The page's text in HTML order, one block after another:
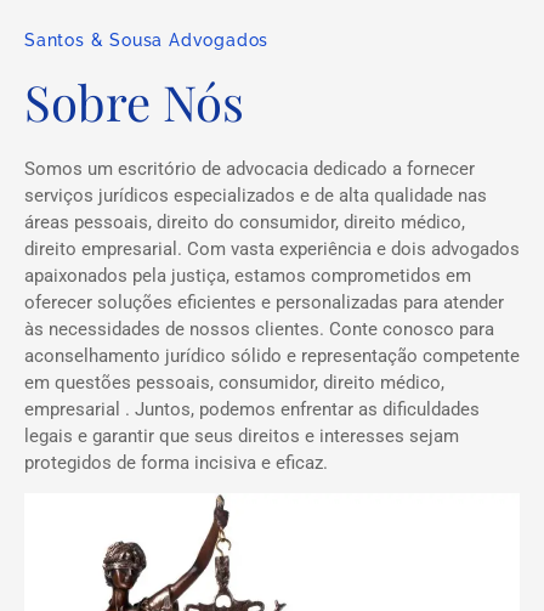
Santos & Sousa Advogados
Sobre Nós
Somos um escritório de advocacia dedicado a fornecer
serviços jurídicos especializados e de alta qualidade nas
áreas pessoais, direito do consumidor, direito médico,
direito empresarial. Com vasta experiência e dois advogados
apaixonados pela justiça, estamos comprometidos em
oferecer soluções eficientes e personalizadas para atender
às necessidades de nossos clientes. Conte conosco para
aconselhamento jurídico sólido e representação competente
em questões pessoais, consumidor, direito médico,
empresarial . Juntos, podemos enfrentar as dificuldades
legais e garantir que seus direitos e interesses sejam
protegidos de forma incisiva e eficaz.